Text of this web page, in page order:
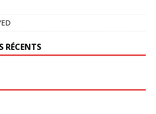
RÉCENTS